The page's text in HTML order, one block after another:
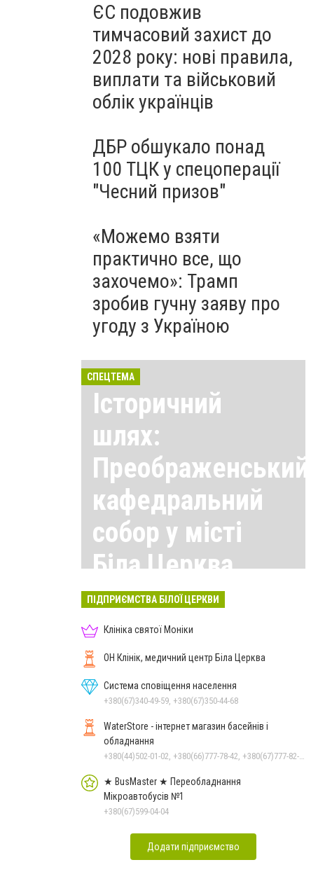
ЄС подовжив
тимчасовий захист до
2028 року: нові правила,
виплати та військовий
облік українців
ДБР обшукало понад
100 ТЦК у спецоперації
"Чесний призов"
«Можемо взяти
практично все, що
захочемо»: Трамп
зробив гучну заяву про
угоду з Україною
СПЕЦТЕМА
Історичний
шлях:
Преображенський
кафедральний
собор у місті
Біла Церква
Всі матеріали тут
ПІДПРИЄМСТВА БІЛОЇ ЦЕРКВИ
Клініка святої Моніки
ОН Клінік, медичний центр Біла Церква
Система сповіщення населення
+380(67)340-49-59, +380(67)350-44-68
WaterStore - інтернет магазин басейнів і
обладнання
★ BusMaster ★ Переобладнання
Мікроавтобусів №1
+380(67)599-04-04
Додати підприємство